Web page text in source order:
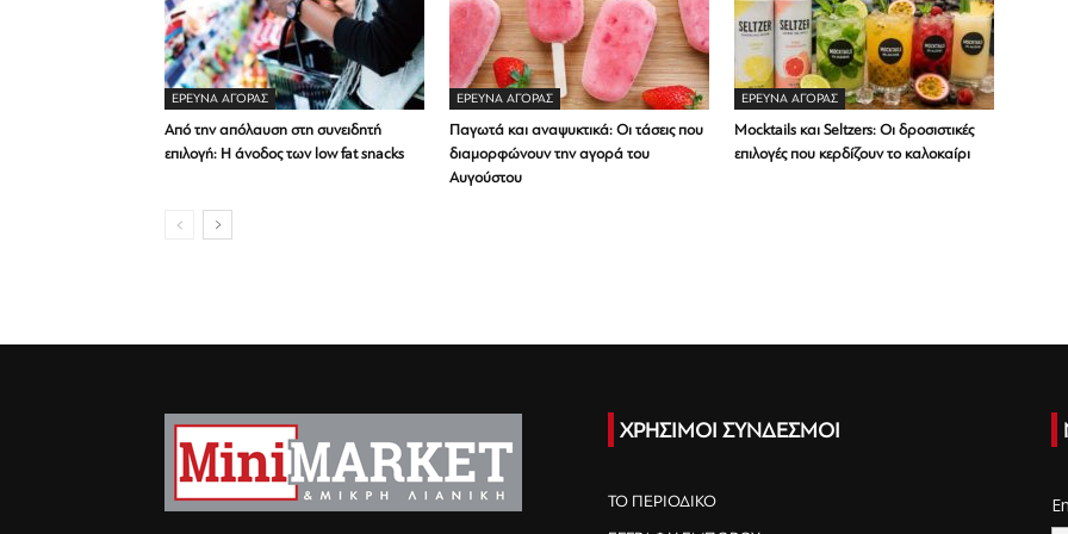
ΕΡΕΥΝΑ ΑΓΟΡΑΣ
Από την απόλαυση στη συνειδητή
επιλογή: Η άνοδος των low fat snacks
ΕΡΕΥΝΑ ΑΓΟΡΑΣ
Παγωτά και αναψυκτικά: Οι τάσεις που
διαμορφώνουν την αγορά του
Αυγούστου
ΕΡΕΥΝΑ ΑΓΟΡΑΣ
Mocktails και Seltzers: Οι δροσιστικές
επιλογές που κερδίζουν το καλοκαίρι
ΧΡΗΣΙΜΟΙ ΣΥΝΔΕΣΜΟΙ
ΤΟ ΠΕΡΙΟΔΙΚΟ